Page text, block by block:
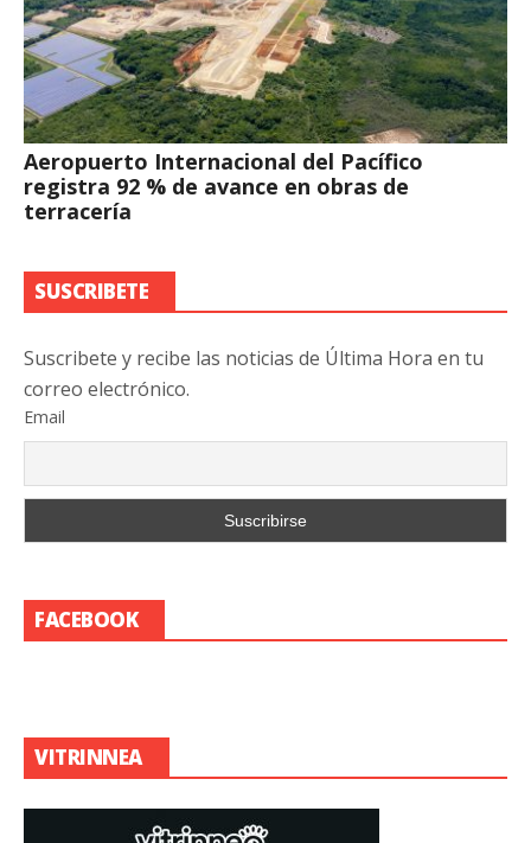
Aeropuerto Internacional del Pacífico
registra 92 % de avance en obras de
terracería
SUSCRIBETE
Suscribete y recibe las noticias de Última Hora en tu
correo electrónico.
Email
FACEBOOK
VITRINNEA